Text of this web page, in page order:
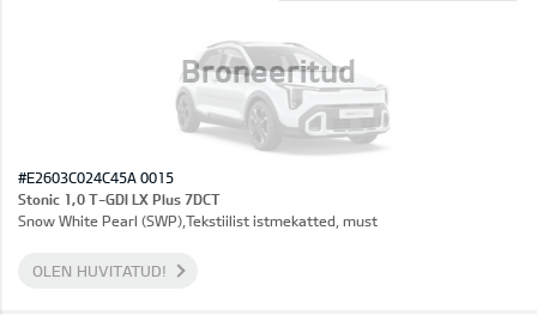
Broneeritud
#E2603C024C45A 0015
Stonic 1,0 T-GDI LX Plus 7DCT
Snow White Pearl (SWP),Tekstiilist istmekatted, must
OLEN HUVITATUD!